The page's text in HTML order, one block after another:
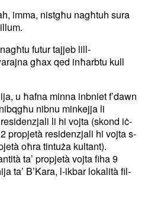
imma, nistgħu nagħtuh sura
futur tajjeb lill-
għax qed inħarbtu kull
u ħafna minna inbniet f’dawn
nibnu minkejja li
li hi vojta (skond iċ-
propjetà residenzjali hi vojta s-
oħra tintuża kultant).
ta’ propjetà vojta fiha 9
ta’ B’Kara, l-ikbar lokalità fil-